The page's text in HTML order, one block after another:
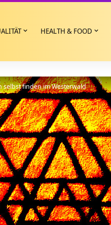
HEALTH & FOOD
selbst finden im Westerwald